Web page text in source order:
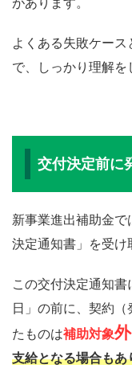
よくある失敗ケー
で、しっかり理解を
交付決定前に
新事業進出補助金
決定通知書」を受け
この交付決定通知
日」の前に、契約
たものは補助対象外
支給となる場合もあ